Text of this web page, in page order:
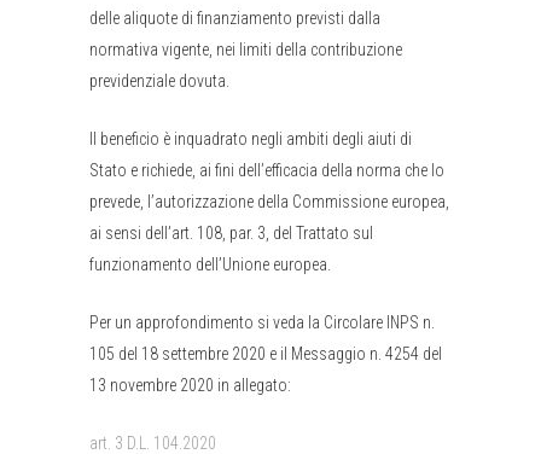
delle aliquote di finanziamento previsti dalla
normativa vigente, nei limiti della contribuzione
previdenziale dovuta.
Il beneficio è inquadrato negli ambiti degli aiuti di
Stato e richiede, ai fini dell’efficacia della norma che lo
prevede, l’autorizzazione della Commissione europea,
ai sensi dell’art. 108, par. 3, del Trattato sul
funzionamento dell’Unione europea.
Per un approfondimento si veda la Circolare INPS n.
105 del 18 settembre 2020 e il Messaggio n. 4254 del
13 novembre 2020 in allegato:
art. 3 D.L. 104.2020